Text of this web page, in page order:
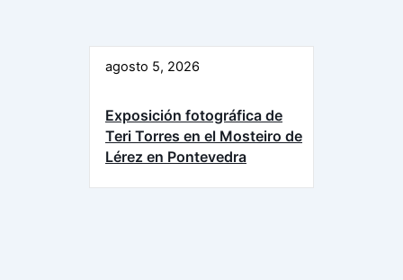
agosto 5, 2026
Exposición fotográfica de
Teri Torres en el Mosteiro de
Lérez en Pontevedra